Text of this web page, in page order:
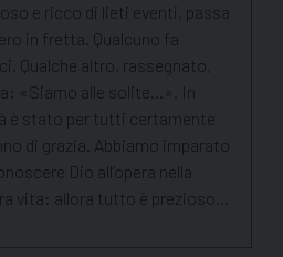
e ricco di lieti eventi, passa
in fretta. Qualcuno fa
Qualche altro, rassegnato,
«Siamo alle solite…». In
è stato per tutti certamente
di grazia. Abbiamo imparato
Dio all’opera nella
vita: allora tutto è prezioso…